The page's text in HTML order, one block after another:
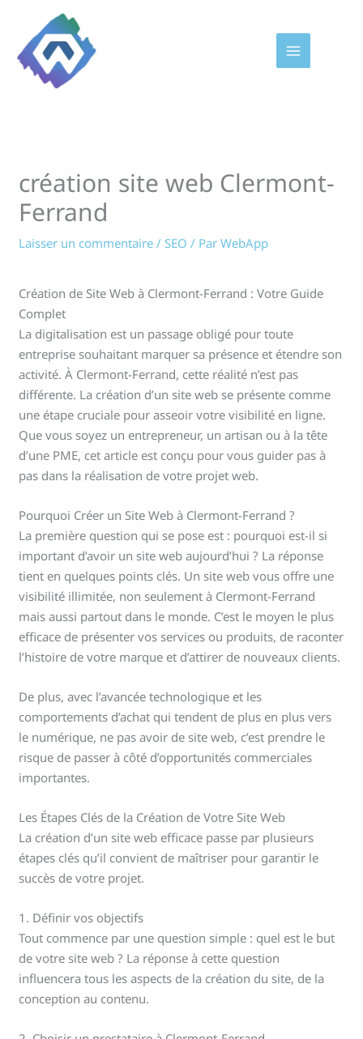
contenu
création site web Clermont-
Ferrand
Laisser un commentaire / SEO / ParWebApp
Création de Site Web à Clermont-Ferrand : Votre Guide
Complet
La digitalisation est un passage obligé pour toute
entreprise souhaitant marquer sa présence et étendre son
activité. À Clermont-Ferrand, cette réalité n’est pas
différente. La création d’un site web se présente comme
une étape cruciale pour asseoir votre visibilité en ligne.
Que vous soyez un entrepreneur, un artisan ou à la tête
d’une PME, cet article est conçu pour vous guider pas à
pas dans la réalisation de votre projet web.
Pourquoi Créer un Site Web à Clermont-Ferrand ?
La première question qui se pose est : pourquoi est-il si
important d’avoir un site web aujourd’hui ? La réponse
tient en quelques points clés. Un site web vous offre une
visibilité illimitée, non seulement à Clermont-Ferrand
mais aussi partout dans le monde. C’est le moyen le plus
efficace de présenter vos services ou produits, de raconter
l’histoire de votre marque et d’attirer de nouveaux clients.
De plus, avec l’avancée technologique et les
comportements d’achat qui tendent de plus en plus vers
le numérique, ne pas avoir de site web, c’est prendre le
risque de passer à côté d’opportunités commerciales
importantes.
Les Étapes Clés de la Création de Votre Site Web
La création d’un site web efficace passe par plusieurs
étapes clés qu’il convient de maîtriser pour garantir le
succès de votre projet.
1. Définir vos objectifs
Tout commence par une question simple : quel est le but
de votre site web ? La réponse à cette question
influencera tous les aspects de la création du site, de la
conception au contenu.